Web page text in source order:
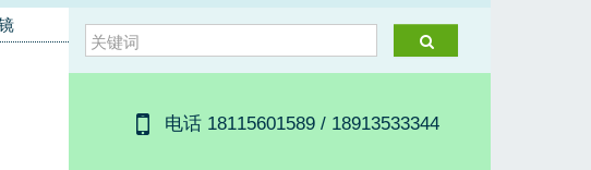
电话 18115601589 / 18913533344